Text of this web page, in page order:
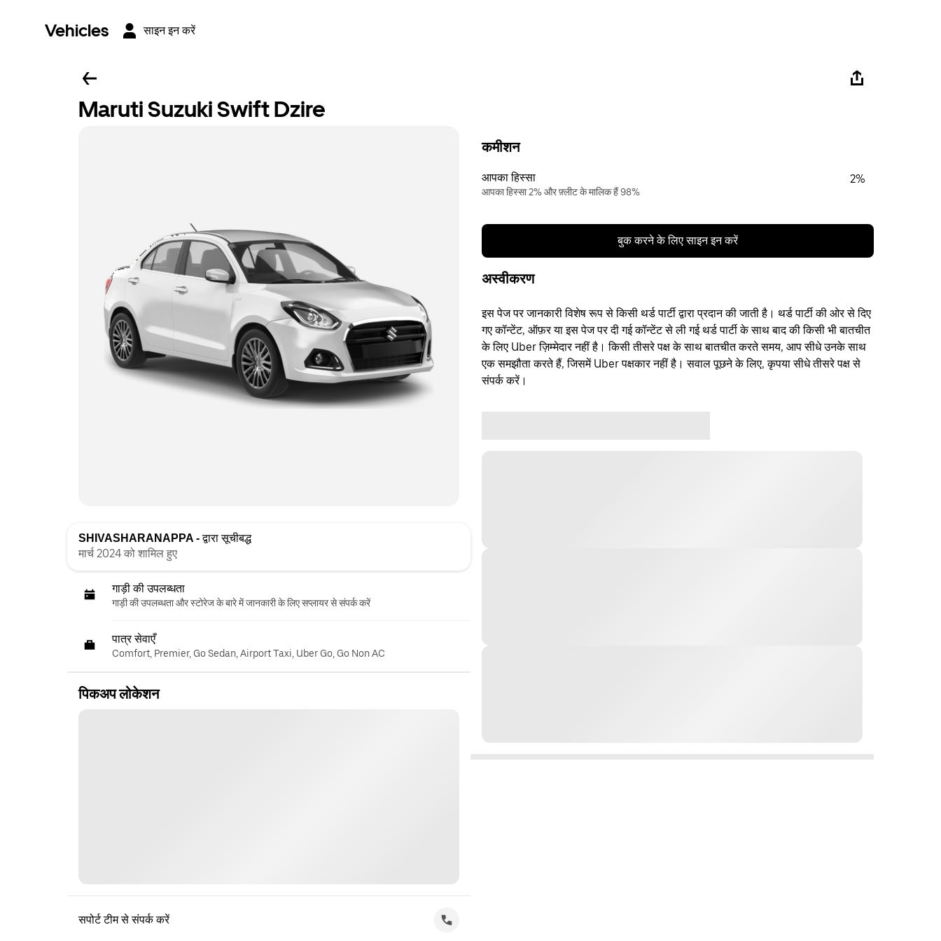
Vehicles साइन इन करें
Maruti Suzuki Swift Dzire
SHIVASHARANAPPA -द्वारा सूचीबद्ध
मार्च 2024 को शामिल हुए
गाड़ी की उपलब्धता
गाड़ी की उपलब्धता और स्‍टोरेज के बारे में जानकारी के लिए सप्लायर से संपर्क करें
पात्र सेवाएँ
Comfort, Premier, Go Sedan, Airport Taxi, Uber Go, Go Non AC
पिकअप लोकेशन
सपोर्ट टीम से संपर्क करें
कमीशन
आपका हिस्सा
आपका हिस्सा 2% और फ़्लीट के मालिक हैं 98%
2%
बुक करने के लिए साइन इन करें
अस्वीकरण
इस पेज पर जानकारी विशेष रूप से किसी थर्ड पार्टी द्वारा प्रदान की जाती है। थर्ड पार्टी की ओर से दिए
गए कॉन्टेंट, ऑफ़र या इस पेज पर दी गई कॉन्टेंट से ली गई थर्ड पार्टी के साथ बाद की किसी भी बातचीत
के लिए Uber ज़िम्मेदार नहीं है। किसी तीसरे पक्ष के साथ बातचीत करते समय, आप सीधे उनके साथ
एक समझौता करते हैं, जिसमें Uber पक्षकार नहीं है। सवाल पूछने के लिए, कृपया सीधे तीसरे पक्ष से
संपर्क करें।